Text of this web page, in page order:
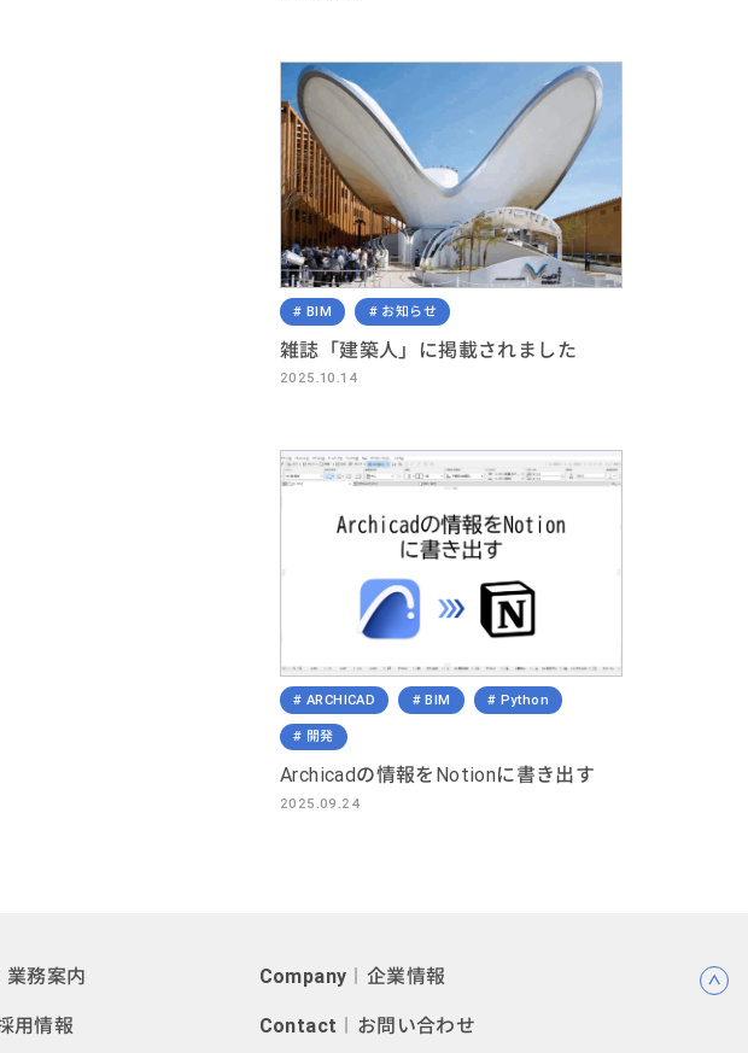
BIM お知らせ
雑誌「建築人」に掲載されました
2025.10.14
ARCHICAD BIM Python
開発
Archicadの情報をNotionに書き出す
2025.09.24
︱業務案内 Company ︱企業情報
用情報 Contact ︱お問い合わせ